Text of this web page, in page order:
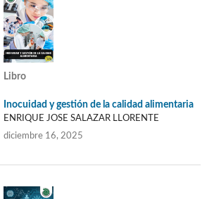
Libro
Inocuidad y gestión de la calidad alimentaria
ENRIQUE JOSE SALAZAR LLORENTE
diciembre 16, 2025